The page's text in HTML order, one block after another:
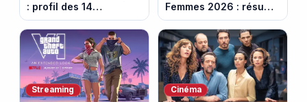
: profil des 14
agriculteurs, speed
dating inédit et de
nouvelles histoires
d’amour
Femmes 2026 : résumé
vidéo de la 6e étape
entre Montbrison et
Tournon-sur-Rhône
Streaming Cinéma